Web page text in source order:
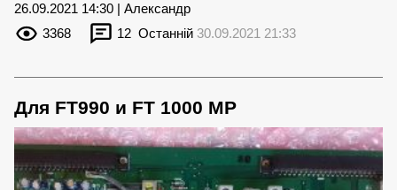
26.09.2021 14:30 | Александр
3368
12 Останній 30.09.2021 21:33
Для FT990 и FT 1000 MP